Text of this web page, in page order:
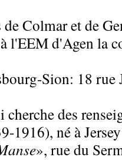
Colmar et de
l'EEM d'Agen la
Sion: 18 rue
des
1916), né à
», rue du